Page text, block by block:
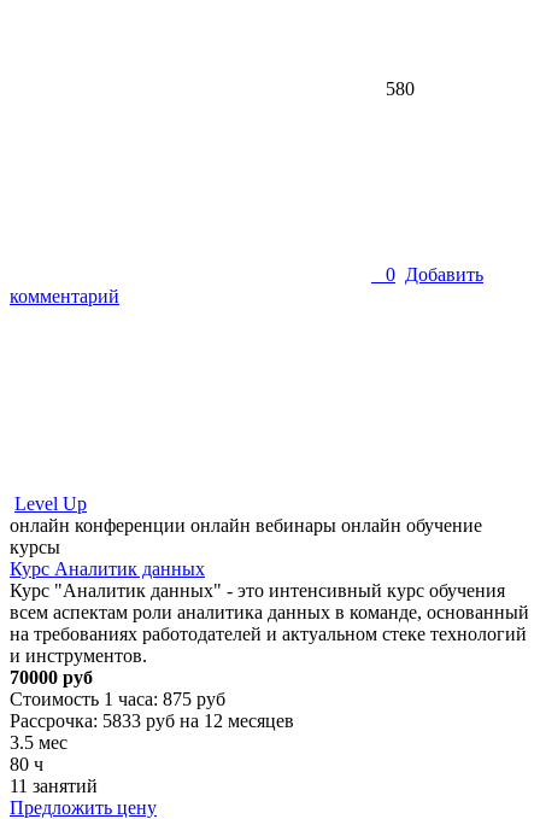
580
0 Добавить
комментарий
Level Up
онлайн конференции онлайн вебинары онлайн обучение
курсы
Курс Аналитик данных
Курс "Аналитик данных" - это интенсивный курс обучения
всем аспектам роли аналитика данных в команде, основанный
на требованиях работодателей и актуальном стеке технологий
и инструментов.
70000 руб
Стоимость 1 часа: 875 руб
Рассрочка: 5833 руб на 12 месяцев
3.5 мес
80 ч
11 занятий
Предложить цену